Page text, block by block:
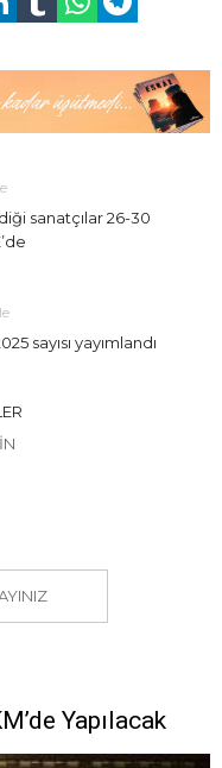
sanatçılar 26-30
sayısı yayımlandı
Yapılacak